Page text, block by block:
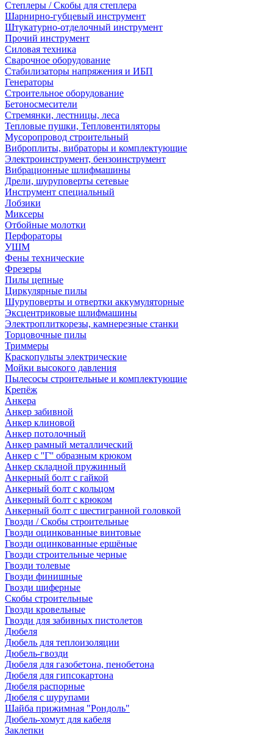
Степлеры / Скобы для степлера
Шарнирно-губцевый инструмент
Штукатурно-отделочный инструмент
Прочий инструмент
Силовая техника
Сварочное оборудование
Стабилизаторы напряжения и ИБП
Генераторы
Строительное оборудование
Бетоносмесители
Стремянки, лестницы, леса
Тепловые пушки, Тепловентиляторы
Мусоропровод строительный
Виброплиты, вибраторы и комплектующие
Электроинструмент, бензоинструмент
Вибрационные шлифмашины
Дрели, шуруповерты сетевые
Инструмент специальный
Лобзики
Миксеры
Отбойные молотки
Перфораторы
УШМ
Фены технические
Фрезеры
Пилы цепные
Циркулярные пилы
Шуруповерты и отвертки аккумуляторные
Эксцентриковые шлифмашины
Электроплиткорезы, камнерезные станки
Торцовочные пилы
Триммеры
Краскопульты электрические
Мойки высокого давления
Пылесосы строительные и комплектующие
Крепёж
Анкера
Анкер забивной
Анкер клиновой
Анкер потолочный
Анкер рамный металлический
Анкер с ''Г'' образным крюком
Анкер складной пружинный
Анкерный болт с гайкой
Анкерный болт с кольцом
Анкерный болт с крюком
Анкерный болт с шестигранной головкой
Гвозди / Скобы строительные
Гвозди оцинкованные винтовые
Гвозди оцинкованные ершёные
Гвозди строительные черные
Гвозди толевые
Гвозди финишные
Гвозди шиферные
Скобы строительные
Гвозди кровельные
Гвозди для забивных пистолетов
Дюбеля
Дюбель для теплоизоляции
Дюбель-гвозди
Дюбеля для газобетона, пенобетона
Дюбеля для гипсокартона
Дюбеля распорные
Дюбеля с шурупами
Шайба прижимная "Рондоль"
Дюбель-хомут для кабеля
Заклепки